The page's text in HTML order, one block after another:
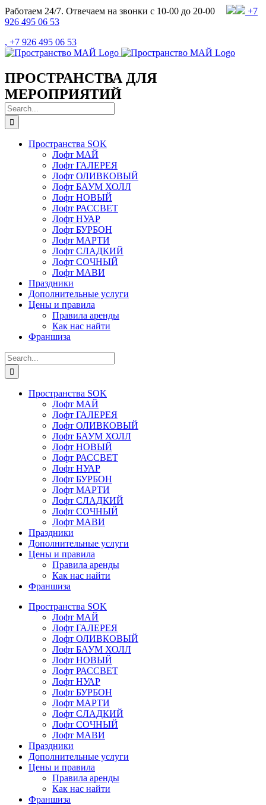
Skip
to
Работаем 24/7. Отвечаем на звонки с 10-00 до 20-00
+7
926 495 06 53
, +7 926 495 06 53
ПРОСТРАНСТВА ДЛЯ
МЕРОПРИЯТИЙ
Search
for:
Пространства SOK
Лофт МАЙ
Лофт ГАЛЕРЕЯ
Лофт ОЛИВКОВЫЙ
Лофт БАУМ ХОЛЛ
Лофт НОВЫЙ
Лофт РАССВЕТ
Лофт НУАР
Лофт БУРБОН
Лофт МАРТИ
Лофт СЛАДКИЙ
Лофт СОЧНЫЙ
Лофт МАВИ
Праздники
Дополнительные услуги
Цены и правила
Правила аренды
Как нас найти
Франшиза
Search
for:
Пространства SOK
Лофт МАЙ
Лофт ГАЛЕРЕЯ
Лофт ОЛИВКОВЫЙ
Лофт БАУМ ХОЛЛ
Лофт НОВЫЙ
Лофт РАССВЕТ
Лофт НУАР
Лофт БУРБОН
Лофт МАРТИ
Лофт СЛАДКИЙ
Лофт СОЧНЫЙ
Лофт МАВИ
Праздники
Дополнительные услуги
Цены и правила
Правила аренды
Как нас найти
Франшиза
Пространства SOK
Лофт МАЙ
Лофт ГАЛЕРЕЯ
Лофт ОЛИВКОВЫЙ
Лофт БАУМ ХОЛЛ
Лофт НОВЫЙ
Лофт РАССВЕТ
Лофт НУАР
Лофт БУРБОН
Лофт МАРТИ
Лофт СЛАДКИЙ
Лофт СОЧНЫЙ
Лофт МАВИ
Праздники
Дополнительные услуги
Цены и правила
Правила аренды
Как нас найти
Франшиза